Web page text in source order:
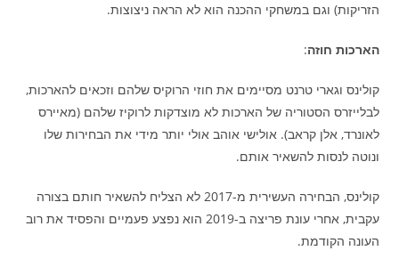
הזריקות) וגם במשחקי ההכנה הוא לא הראה ניצוצות.
הארכות חוזה:
קולינס וגארי טרנט מסיימים את חוזי הרוקיס שלהם וזכאים להארכות,
לבלייזרס הסטוריה של הארכות לא מוצדקות לרוקיז שלהם (מאיירס
לאונרד, אלן קראב). אולישי אוהב אולי יותר מידי את הבחירות שלו
ונוטה לנסות להשאיר אותם.
קולינס, הבחירה העשירית מ-2017 לא הצליח להשאיר חותם בצורה
עקבית, אחרי עונת פריצה ב-2019 הוא נפצע פעמיים והפסיד את רוב
העונה הקודמת.